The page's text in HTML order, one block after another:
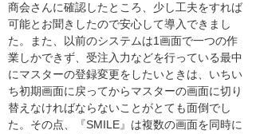
商会さんに確認したところ、少し工夫をすれば
可能とお聞きしたので安心して導入できまし
た。また、以前のシステムは1画面で一つの作
業しかできず、受注入力などを行っている最中
にマスターの登録変更をしたいときは、いちい
ち初期画面に戻ってからマスターの画面に切り
替えなければならないことがとても面倒でし
た。その点、『SMILE』は複数の画面を同時に